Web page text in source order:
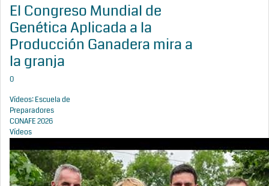
El Congreso Mundial de
Genética Aplicada a la
Producción Ganadera mira a
la granja
0
Vídeos: Escuela de
Preparadores
CONAFE 2026
Vídeos